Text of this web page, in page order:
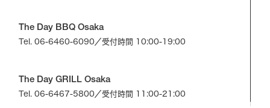
The Day BBQ Osaka
Tel. 06-6460-6090／受付時間 10:00-19:00
The Day GRILL Osaka
Tel. 06-6467-5800／受付時間 11:00-21:00